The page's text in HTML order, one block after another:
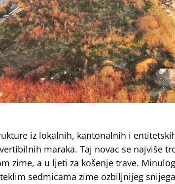
iz lokalnih, kantonalnih i
maraka. Taj novac se najviše
zime, a u ljeti za košenje trave.
sedmicama zime ozbiljnijeg